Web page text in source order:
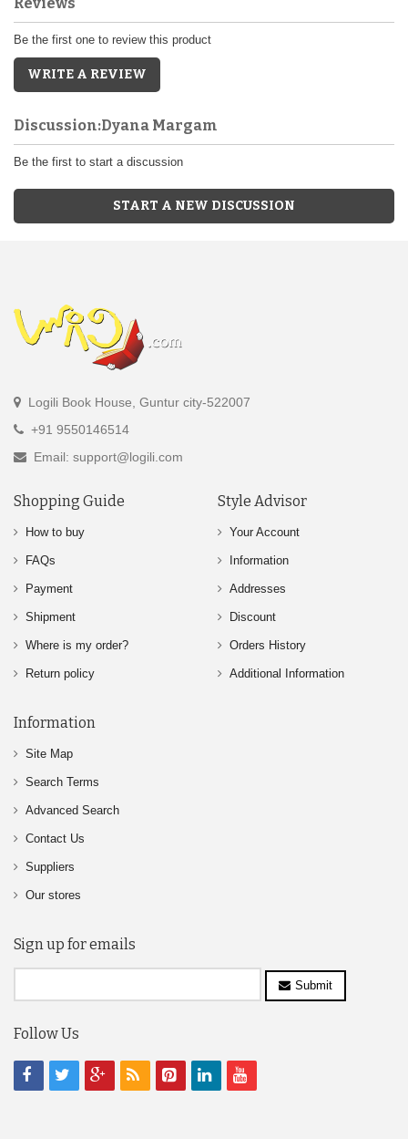
Be the first one to review this product
WRITE A REVIEW
Discussion:Dyana Margam
Be the first to start a discussion
START A NEW DISCUSSION
Logili Book House, Guntur city-522007
+91 9550146514
Email: support@logili.com
Shopping Guide
How to buy
FAQs
Payment
Shipment
Where is my order?
Return policy
Style Advisor
Your Account
Information
Addresses
Discount
Orders History
Additional Information
Information
Site Map
Search Terms
Advanced Search
Contact Us
Suppliers
Our stores
Sign up for emails
Submit
Follow Us